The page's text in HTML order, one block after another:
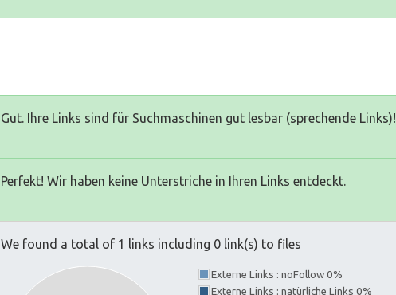
Gut. Ihre Links sind für Suchmaschinen gut lesbar (sprechende Links)!
Perfekt! Wir haben keine Unterstriche in Ihren Links entdeckt.
We found a total of 1 links including 0 link(s) to files
Externe Links : noFollow 0%
Externe Links : natürliche Links 0%